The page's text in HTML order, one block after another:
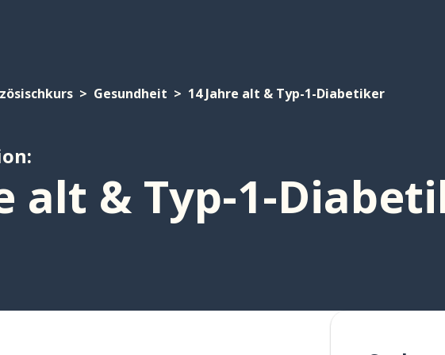
Gesundheit 14 Jahre alt & Typ-1-Diabetiker
alt & Typ-1-